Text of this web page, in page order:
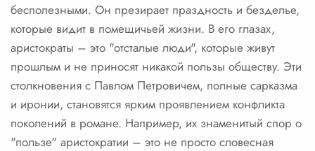
бесполезными. Он презирает праздность и безделье,
которые видит в помещичьей жизни. В его глазах,
аристократы – это "отсталые люди", которые живут
прошлым и не приносят никакой пользы обществу. Эти
столкновения с Павлом Петровичем, полные сарказма
и иронии, становятся ярким проявлением конфликта
поколений в романе. Например, их знаменитый спор о
"пользе" аристократии – это не просто словесная